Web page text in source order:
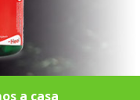
a casa